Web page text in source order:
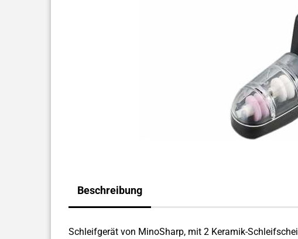
Beschreibung
Schleifgerät von MinoSharp, mit 2 Keramik-